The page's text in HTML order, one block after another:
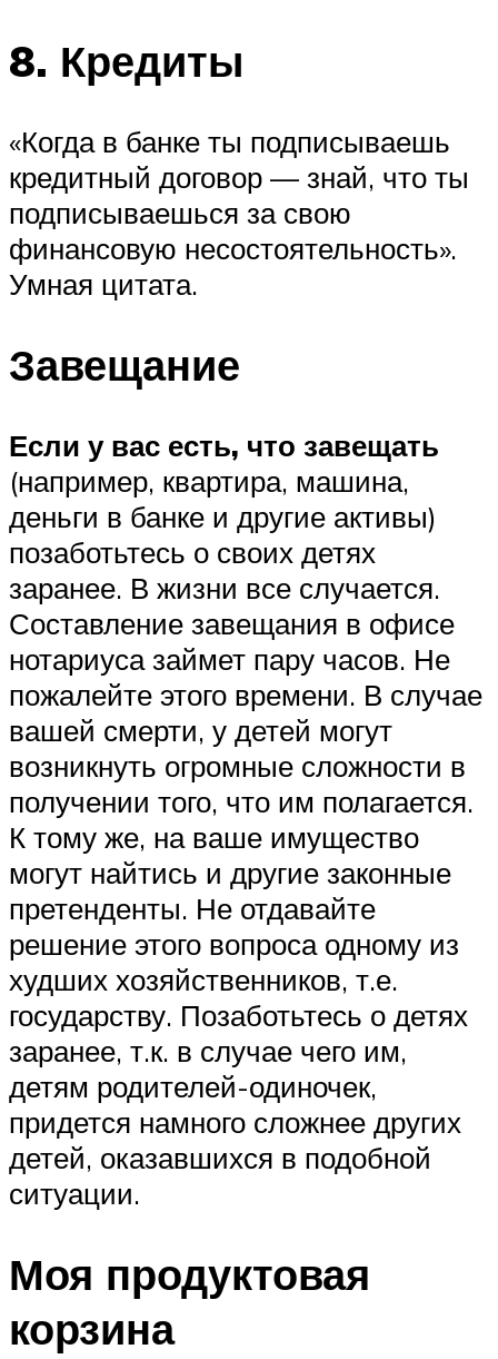
8. Кредиты
«Когда в банке ты подписываешь
кредитный договор — знай, что ты
подписываешься за свою
финансовую несостоятельность».
Умная цитата.
Завещание
Если у вас есть, что завещать
(например, квартира, машина,
деньги в банке и другие активы)
позаботьтесь о своих детях
заранее. В жизни все случается.
Составление завещания в офисе
нотариуса займет пару часов. Не
пожалейте этого времени. В случае
вашей смерти, у детей могут
возникнуть огромные сложности в
получении того, что им полагается.
К тому же, на ваше имущество
могут найтись и другие законные
претенденты. Не отдавайте
решение этого вопроса одному из
худших хозяйственников, т.е.
государству. Позаботьтесь о детях
заранее, т.к. в случае чего им,
детям родителей-одиночек,
придется намного сложнее других
детей, оказавшихся в подобной
ситуации.
Моя продуктовая
корзина